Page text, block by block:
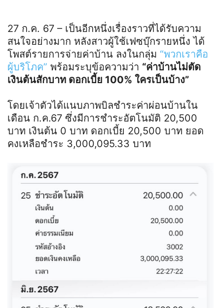
27 ก.ค. 67 – เป็นอีกหนึ่งเรื่องราวที่ได้รับความ
สนใจอย่างมาก หลังสาวผู้ใช้เฟซบุ๊กรายหนึ่ง ได้
โพสต์รายการจ่ายค่าบ้าน ลงในกลุ่ม “พวกเราคือ
ผู้บริโภค” พร้อมระบุข้อความว่า “ค่าบ้านไม่ตัด
เงินต้นสักบาท ดอกเบี้ย 100% ใครเป็นบ้าง”
โดยเจ้าตัวได้แนบภาพบิลชำระค่าผ่อนบ้านใน
เดือน ก.ค.67 ซึ่งมีการชำระอัตโนมัติ 20,500
บาท เงินต้น 0 บาท ดอกเบี้ย 20,500 บาท ยอด
คงเหลือชำระ 3,000,095.33 บาท